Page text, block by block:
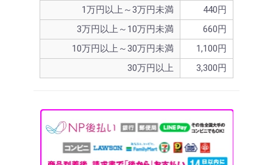
1万円以上～3万円未満
440円
3万円以上～10万円未満
660円
10万円以上～30万円未満
1,100円
30万円以上
3,300円